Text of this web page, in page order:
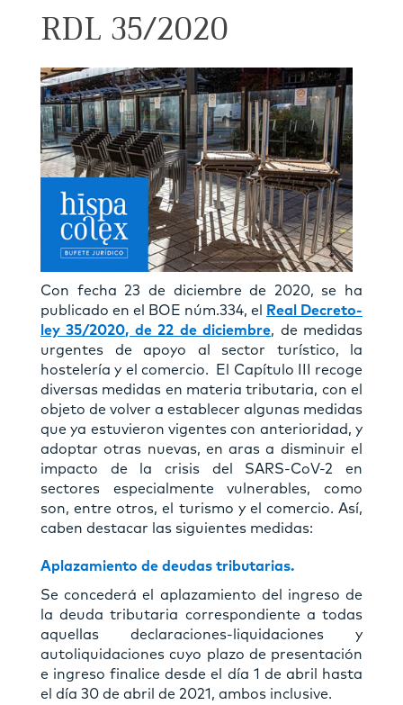
RDL 35/2020
Con fecha 23 de diciembre de 2020, se ha
publicado en el BOE núm.334, el
Real Decreto-
ley 35/2020, de 22 de diciembre, de medidas
urgentes de apoyo al sector turístico, la
hostelería y el comercio. El Capítulo III recoge
diversas medidas en materia tributaria, con el
objeto de volver a establecer algunas medidas
que ya estuvieron vigentes con anterioridad, y
adoptar otras nuevas, en aras a disminuir el
impacto de la crisis del SARS-CoV-2 en
sectores especialmente vulnerables, como
son, entre otros, el turismo y el comercio. Así,
caben destacar las siguientes medidas:
Aplazamiento de deudas tributarias.
Se concederá el aplazamiento del ingreso de
la deuda tributaria correspondiente a todas
aquellas declaraciones-liquidaciones y
autoliquidaciones cuyo plazo de presentación
e ingreso finalice desde el día 1 de abril hasta
el día 30 de abril de 2021, ambos inclusive.